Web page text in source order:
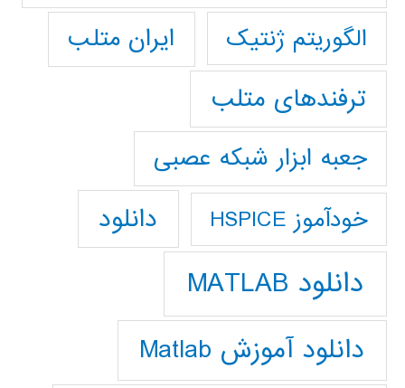
الگوریتم ژنتیک
ایران متلب
ترفندهای متلب
جعبه ابزار شبکه عصبی
خودآموز HSPICE دانلود
دانلود MATLAB
دانلود آموزش Matlab